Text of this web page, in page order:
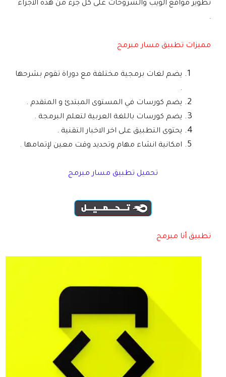
تطوير مواقع الويب والشروحات على كل جزء من هذه الأجزاء
مميزات تطبيق مسار مبرمج
يضم لغات برمجية مختلفة مع دوراة تقوم بشرحها
يضم كورسات في المستوى المبتدئ و المتقدم .
يضم كورسات باللغة العربية لتعلم البرمجة .
يحتوى التطبيق على اخر الاخبار التقنية .
امكانية انشاء مهام وتحديد وقت معين لإتمامها .
تحميل تطبيق مسار مبرمج
تطبيق أنا مبرمج